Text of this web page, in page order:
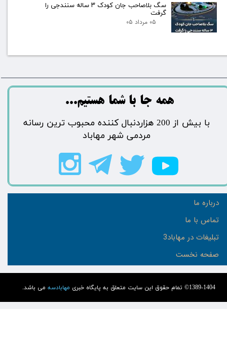
سگ بلاصاحب جان کودک ۳ ساله سنندجی را
گرفت
۰۵ مرداد ۰۵
1389-1404© تمام حقوق این سایت متعلق به پایگاه خبری مهابادسه می باشد.
درباره ما
تماس با ما
تبلیغات در مهاباد3
صفحه نخست
​​​همه جا با شما هستیم...​​​​​​​​​​​​​​
​با بیش از 200 هزاردنبال کننده محبوب ترین رسانه
مردمی شهر مهاباد​​​​​​​​​​​​​​